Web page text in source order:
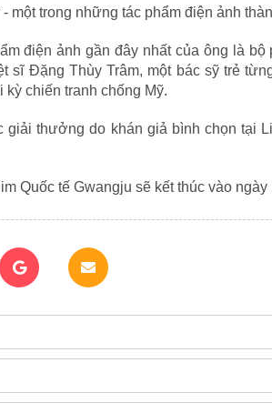
một trong những tác phẩm điện ảnh
điện ảnh gần đây nhất của ông là
sĩ Đặng Thùy Trâm, một bác sỹ trẻ
kỳ chiến tranh chống Mỹ.
giải thưởng do khán giả bình chọn tại
Quốc tế Gwangju sẽ kết thúc vào ngày